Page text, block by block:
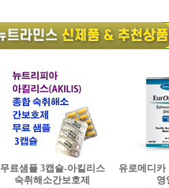
무료샘플 3캡슐-아킬리스
숙취해소간보호제
유로메디카
영